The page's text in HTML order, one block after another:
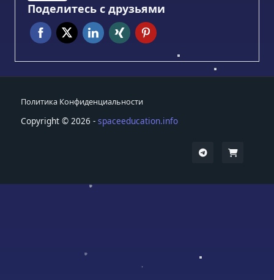
Поделитесь с друзьями
Политика Конфиденциальности
Copyright © 2026 - spaceeducation.info